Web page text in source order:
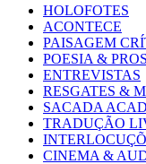
Primary
Menu
HOLOFOTES
ACONTECE
PAISAGEM
POESIA &
ENTREVISTAS
RESGATES &
SACADA
TRADUÇÃO
CINEMA &